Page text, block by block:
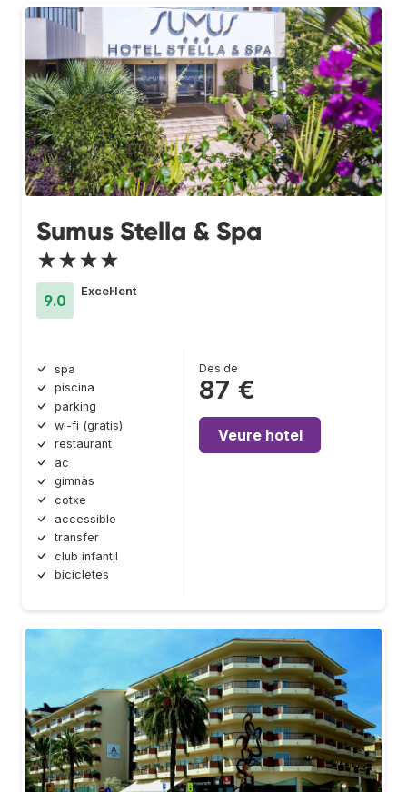
Sumus Stella & Spa
★★★★
9.0
Excel·lent
spa
piscina
parking
wi-fi (gratis)
restaurant
ac
gimnàs
cotxe
accessible
transfer
club infantil
bicicletes
Des de
87 €
Veure hotel